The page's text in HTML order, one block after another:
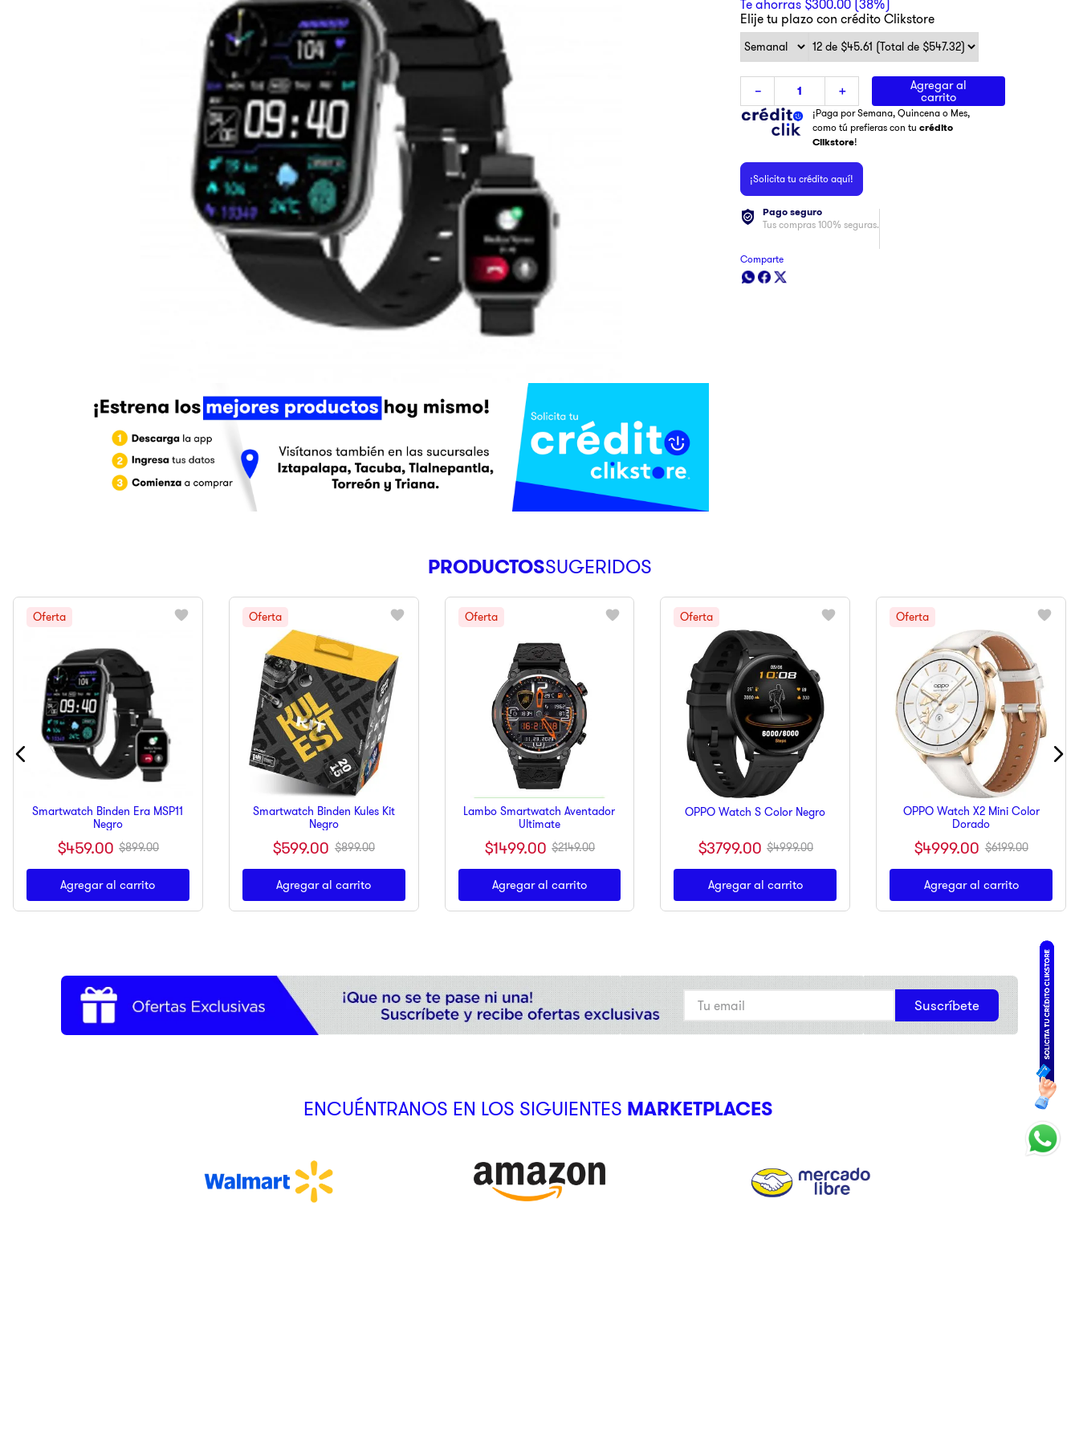
Te ahorras $300.00 (38%)
Elije tu plazo con crédito Clikstore
＋
－ Agregar al
carrito
¡Paga por Semana, Quincena o Mes,
como tú prefieras con tucrédito
Clikstore!
¡Solicita tu crédito aquí!
Pago seguro
Tus compras 100% seguras.
Comparte
PRODUCTOS
Smartwatch Binden Era MSP11
Negro
$459.00 $899.00
Agregar al carrito
Smartwatch Binden Kules Kit
Negro
$599.00 $899.00
Agregar al carrito
Lambo Smartwatch Aventador
Ultimate
$1499.00 $2149.00
Agregar al carrito
OPPO Watch S Color Negro
$3799.00 $4999.00
Agregar al carrito
OPPO Watch X2 Mini Color
Dorado
$4999.00 $6199.00
Agregar al carrito
Suscríbete
ENCUÉNTRANOS EN LOS SIGUIENTES MARKETPLACES